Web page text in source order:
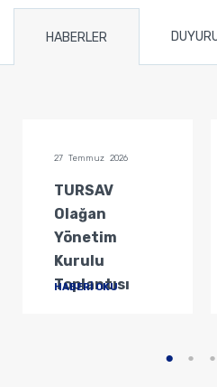
HABERLER
27 Temmuz 2026
TURSAV
Olağan
Yönetim
Kurulu
Toplantısı
HABERİ OKU